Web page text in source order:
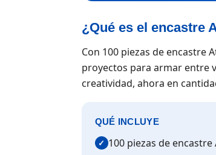
¿Qué es el encastre
Con 100 piezas de encastre
proyectos para armar entre
creatividad, ahora en
QUÉ INCLUYE
✓ 100 piezas de